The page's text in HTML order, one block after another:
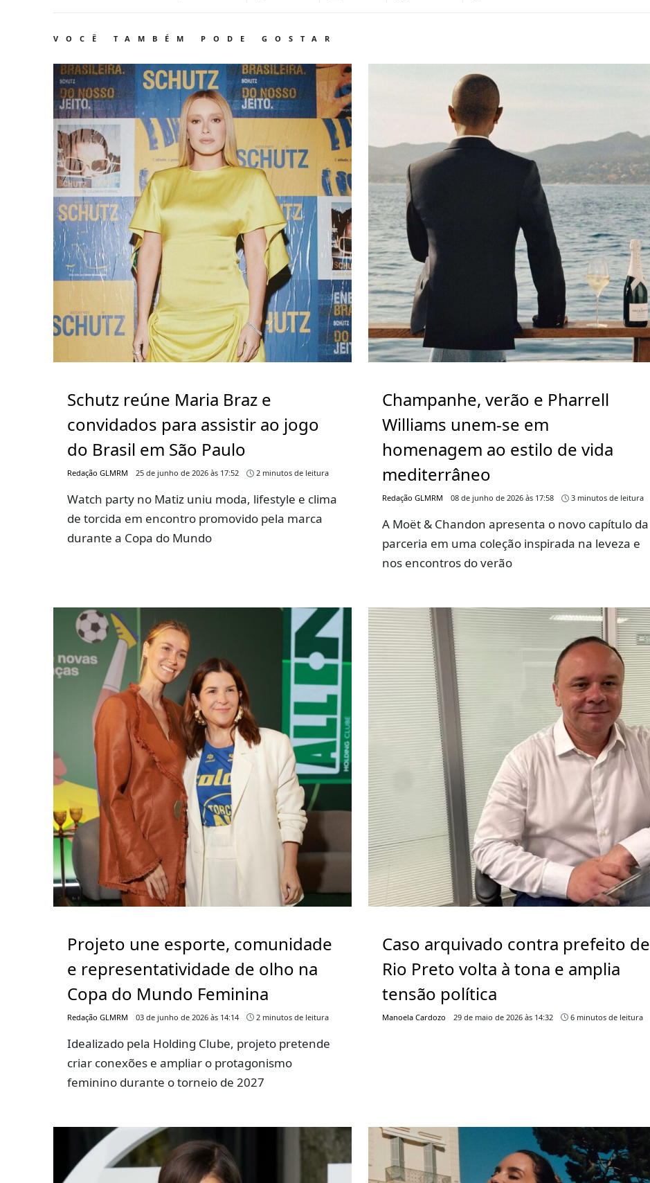
VOCÊ TAMBÉM PODE GOSTAR
Schutz reúne Maria Braz e
convidados para assistir ao jogo
do Brasil em São Paulo
Redação GLMRM 25 de junho de 2026 às 17:52 2 minutos de leitura
Watch party no Matiz uniu moda, lifestyle e clima
de torcida em encontro promovido pela marca
durante a Copa do Mundo
Champanhe, verão e Pharrell
Williams unem-se em
homenagem ao estilo de vida
mediterrâneo
Redação GLMRM 08 de junho de 2026 às 17:58 3 minutos de leitura
A Moët & Chandon apresenta o novo capítulo da
parceria em uma coleção inspirada na leveza e
nos encontros do verão
Projeto une esporte, comunidade
e representatividade de olho na
Copa do Mundo Feminina
Redação GLMRM 03 de junho de 2026 às 14:14 2 minutos de leitura
Idealizado pela Holding Clube, projeto pretende
criar conexões e ampliar o protagonismo
feminino durante o torneio de 2027
Caso arquivado contra prefeito de
Rio Preto volta à tona e amplia
tensão política
Manoela Cardozo 29 de maio de 2026 às 14:32 6 minutos de leitura